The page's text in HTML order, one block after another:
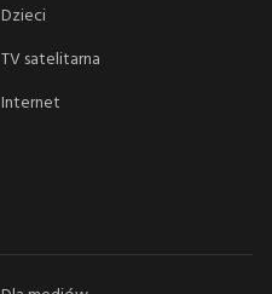
Dzieci
TV satelitarna
Internet